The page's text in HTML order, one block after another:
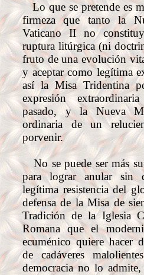
Lo que se pretende es
firmeza que tanto la
Vaticano II no
ruptura litúrgica (ni
fruto de una evolución
y aceptar como legítima
así la Misa Tridentina
expresión
pasado, y la Nueva
ordinaria de un
porvenir.
No se puede ser más
para lograr anular sin
legítima resistencia del
defensa de la Misa de
Tradición de la Iglesia
Romana que el
ecuménico quiere hacer
de cadáveres
democracia no lo